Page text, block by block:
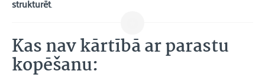
strukturēt.
Kas nav kārtībā ar parastu
kopēšanu: